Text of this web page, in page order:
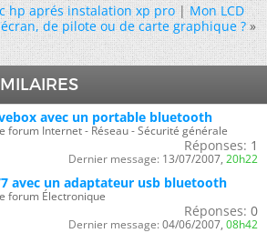
hp aprés instalation xp pro|Mon LCD
de pilote ou de carte graphique ? »
avec un portable bluetooth
forum Internet - Réseau - Sécurité générale
Réponses: 1
Dernier message: 13/07/2007, 20h22
avec un adaptateur usb bluetooth
forum Électronique
Réponses: 0
Dernier message: 04/06/2007, 08h42